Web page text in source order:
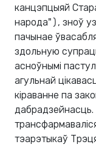
канцэпцыяй
народа"), зноў
пачынае
здольную
асноўнымі
агульнай
кіраванне па
тэарэтыкаў